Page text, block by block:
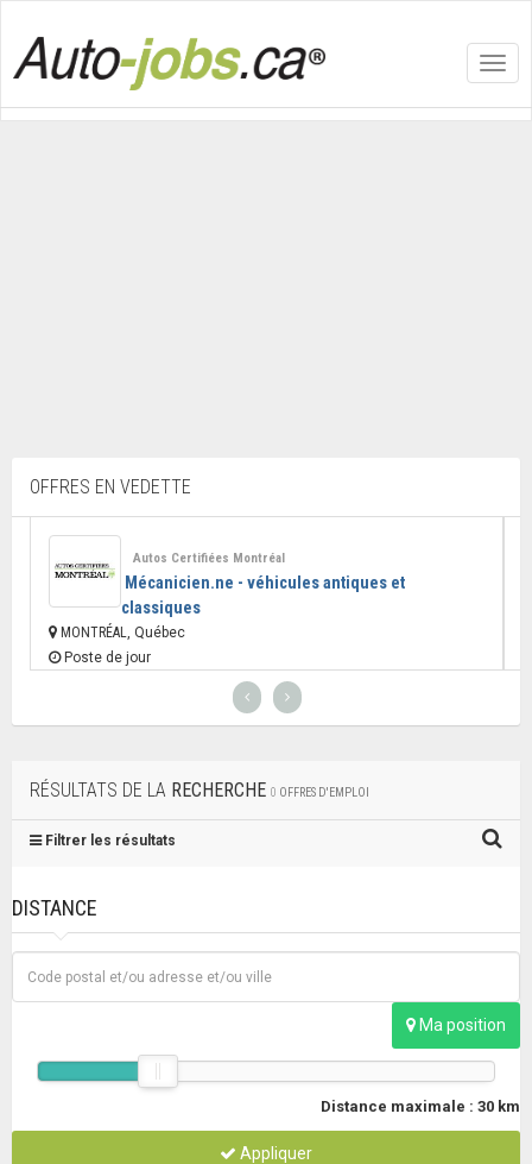
OFFRES EN VEDETTE
Autos Certifiées Montréal
Mécanicien.ne - véhicules antiques et
classiques
MONTRÉAL, Québec
Poste de jour
RÉSULTATS DE LA RECHERCHE 0 OFFRES D'EMPLOI
Filtrer les résultats
DISTANCE
Ma position
Distance maximale : 30 km
Appliquer